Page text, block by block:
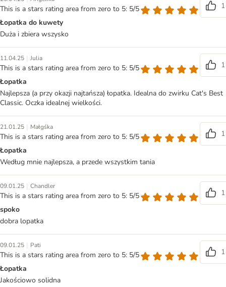
This is a stars rating area from zero to 5: 5/5
1
Łopatka do kuwety
Duża i zbiera wszysko
11.04.25 | Julia
This is a stars rating area from zero to 5: 5/5
1
Łopatka
Najlepsza (a przy okazji najtańsza) łopatka. Idealna do zwirku Cat's Best
Classic. Oczka idealnej wielkości.
21.01.25 | Małgśka
This is a stars rating area from zero to 5: 5/5
1
Łopatka
Według mnie najlepsza, a przede wszystkim tania
09.01.25 | Chandler
This is a stars rating area from zero to 5: 5/5
1
spoko
dobra lopatka
09.01.25 | Pati
This is a stars rating area from zero to 5: 5/5
1
Łopatka
Jakościowo solidna